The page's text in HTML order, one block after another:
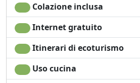
Colazione inclusa
Internet gratuito
Itinerari di ecoturismo
Uso cucina